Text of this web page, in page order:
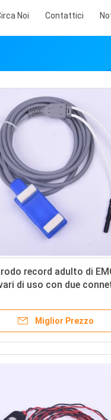
Noi Contattici
record adulto di
di uso con due
Miglior Prezzo